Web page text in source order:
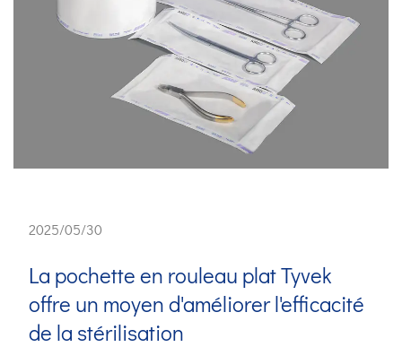
2025/05/30
La pochette en rouleau plat Tyvek
offre un moyen d'améliorer l'efficacité
de la stérilisation